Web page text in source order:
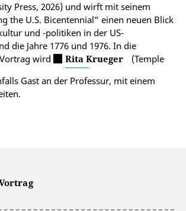
Press, 2026) und wirft mit seinem
the U.S. Bicentennial“ einen neuen Blick
und -politiken in der US-
die Jahre 1776 und 1976. In die
wird
Rita Krueger
(Temple
Gast an der Professur, mit einem